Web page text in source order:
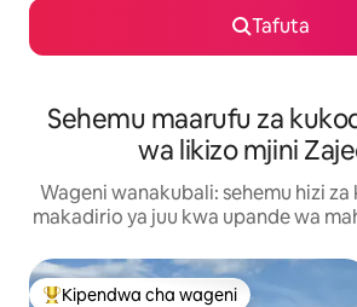
Tafuta
Sehemu maarufu za
wa likizo mjini
Wageni wanakubali: sehemu hizi
makadirio ya juu kwa upande wa
Kipendwa cha wageni